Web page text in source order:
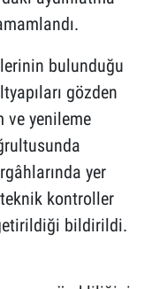
bulunduğu
gözden
ve yenileme
yer
kontroller
bildirildi.